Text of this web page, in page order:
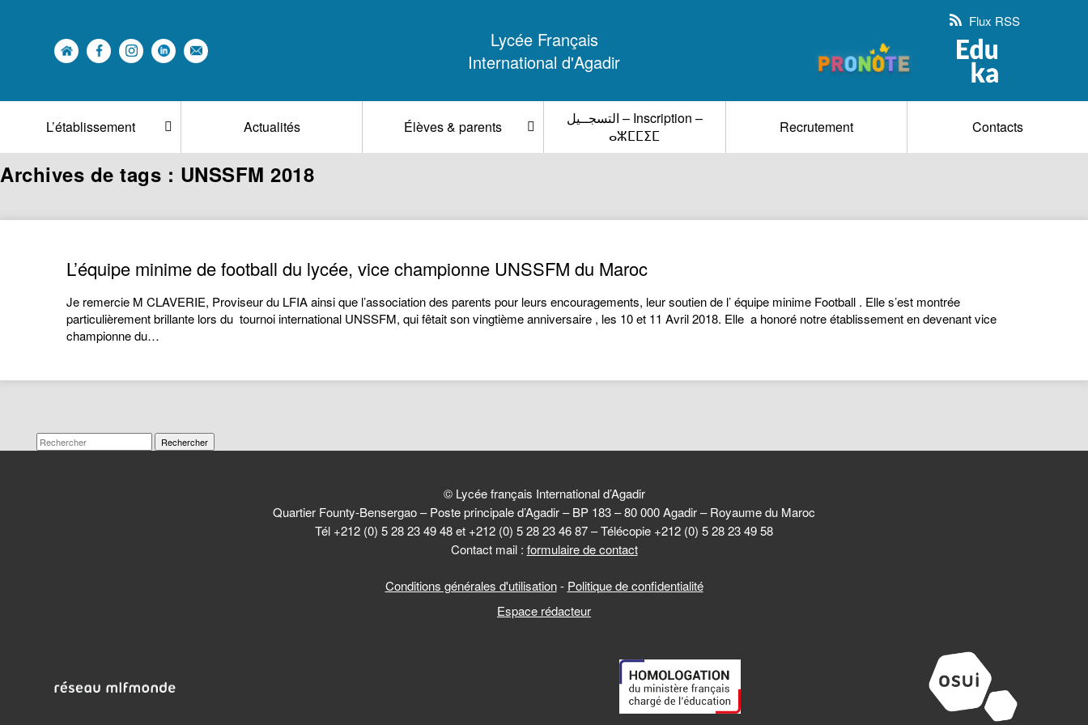
Lycée Français
International d'Agadir
Flux RSS
L’établissement Actualités Élèves & parents
التسجــيل – Inscription –
ⴰⵣⵎⵎⵉⵎ
Recrutement Contacts
Archives de tags : UNSSFM 2018
L’équipe minime de football du lycée, vice championne UNSSFM du Maroc
Je remercie M CLAVERIE, Proviseur du LFIA ainsi que l’association des parents pour leurs encouragements, leur soutien de l’ équipe minime Football . Elle s’est montrée
particulièrement brillante lors du tournoi international UNSSFM, qui fêtait son vingtième anniversaire , les 10 et 11 Avril 2018. Elle a honoré notre établissement en devenant vice
championne du…
Rechercher
© Lycée français International d’Agadir
Quartier Founty-Bensergao – Poste principale d’Agadir – BP 183 – 80 000 Agadir – Royaume du Maroc
Tél +212 (0) 5 28 23 49 48 et +212 (0) 5 28 23 46 87 – Télécopie +212 (0) 5 28 23 49 58
Contact mail : formulaire de contact
Conditions générales d'utilisation- Politique de confidentialité
Espace rédacteur